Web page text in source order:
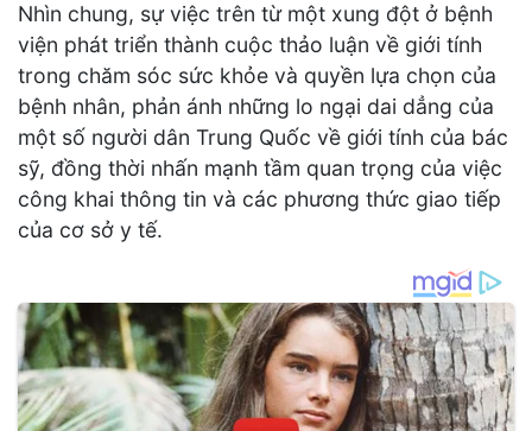
Nhìn chung, sự việc trên từ một xung đột ở bệnh
viện phát triển thành cuộc thảo luận về giới tính
trong chăm sóc sức khỏe và quyền lựa chọn của
bệnh nhân, phản ánh những lo ngại dai dẳng của
một số người dân Trung Quốc về giới tính của bác
sỹ, đồng thời nhấn mạnh tầm quan trọng của việc
công khai thông tin và các phương thức giao tiếp
của cơ sở y tế.